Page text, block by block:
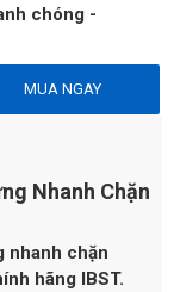
chóng -
MUA NGAY
Nhanh Chặn
nhanh chặn
hãng IBST.